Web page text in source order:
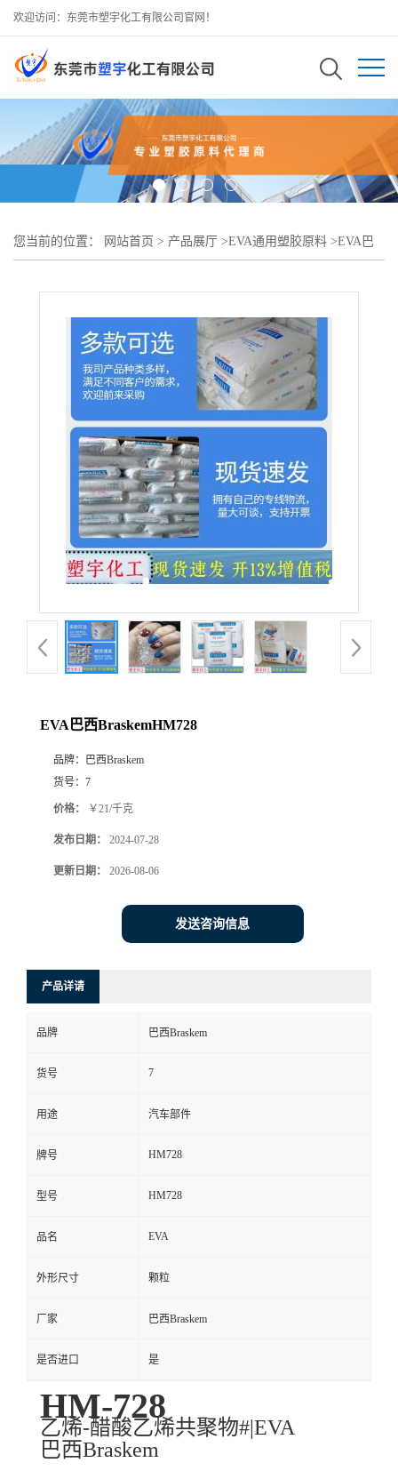
欢迎访问：东莞市塑宇化工有限公司官网！
您当前的位置： 网站首页 > 产品展厅 >EVA通用塑胶原料 >EVA巴
EVA巴西BraskemHM728
品牌：
巴西Braskem
货号： 7
价格： ￥21/千克
发布日期： 2024-07-28
更新日期： 2026-08-06
发送咨询信息
产品详请
品牌 巴西Braskem
货号 7
用途 汽车部件
牌号 HM728
型号 HM728
品名 EVA
外形尺寸 颗粒
厂家 巴西Braskem
是否进口 是
HM-728
乙烯-醋酸乙烯共聚物#|EVA
巴西Braskem